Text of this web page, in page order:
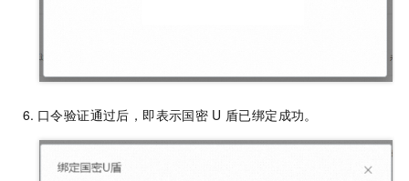
口令验证通过后，即表示国密 U 盾已绑定成功。